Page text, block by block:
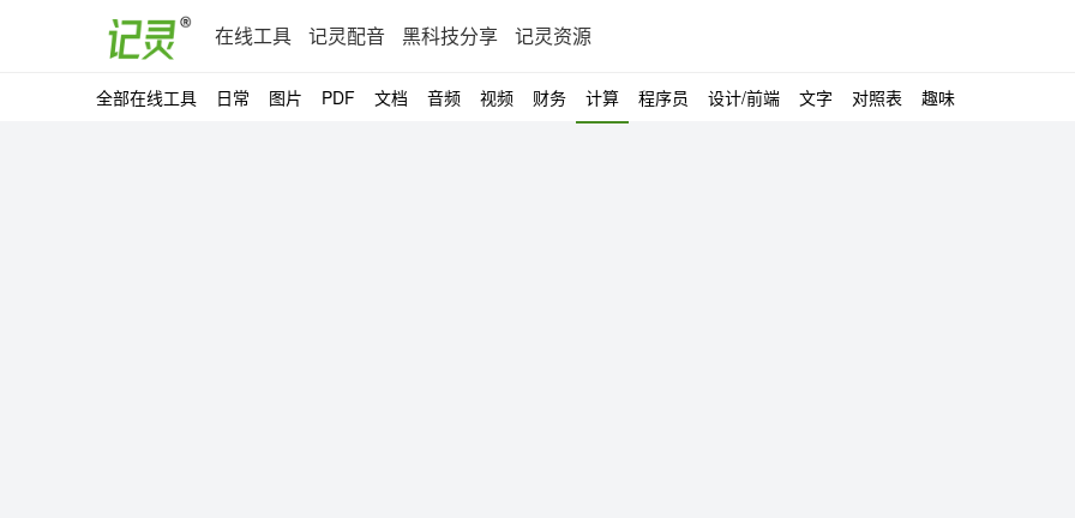
在线工具 记灵配音 黑科技分享 记灵资源
全部在线工具 日常 图片 PDF 文档 音频 视频 财务 计算 程序员 设计/前端 文字 对照表 趣味